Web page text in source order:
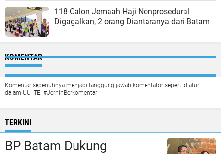
118 Calon Jemaah Haji Nonprosedural
Digagalkan, 2 orang Diantaranya dari Batam
KOMENTAR
Komentar sepenuhnya menjadi tanggung jawab komentator seperti diatur
dalam UU ITE. #JernihBerkomentar
TERKINI
BP Batam Dukung